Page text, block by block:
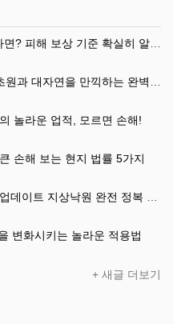
놀라운 업적, 모르면 손해!
손해 보는 현지 법률 5가지
변화시키는 놀라운 적용법
+ 새글 더보기